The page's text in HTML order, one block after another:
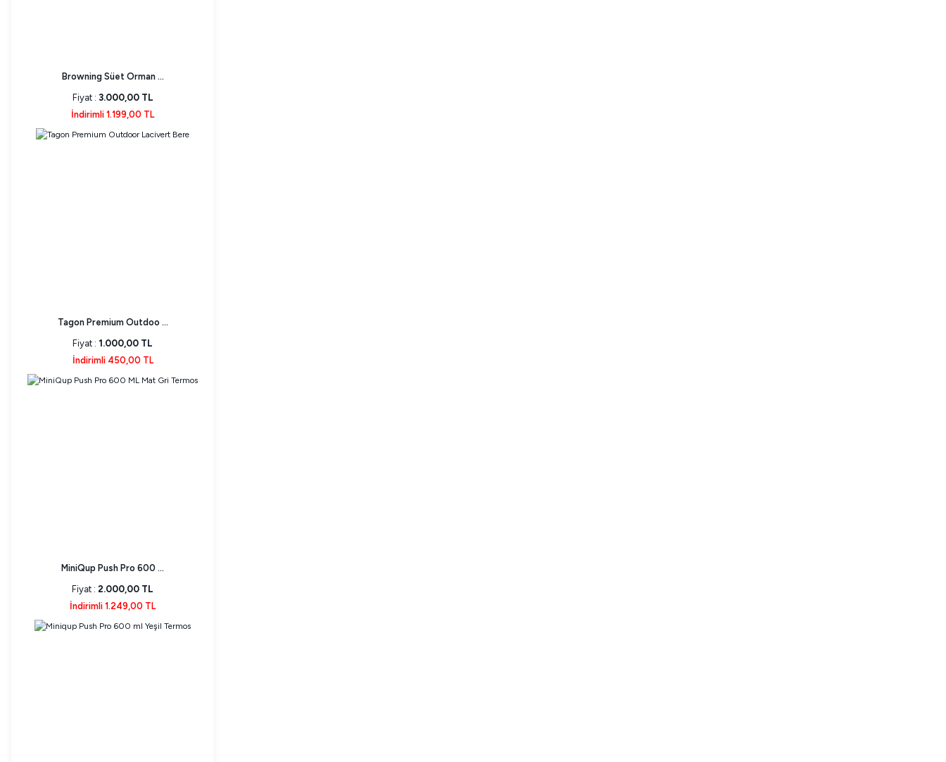
Browning Süet Orman ...
Fiyat : 3.000,00 TL
İndirimli 1.199,00 TL
Tagon Premium Outdoo ...
Fiyat : 1.000,00 TL
İndirimli 450,00 TL
MiniQup Push Pro 600 ...
Fiyat : 2.000,00 TL
İndirimli 1.249,00 TL